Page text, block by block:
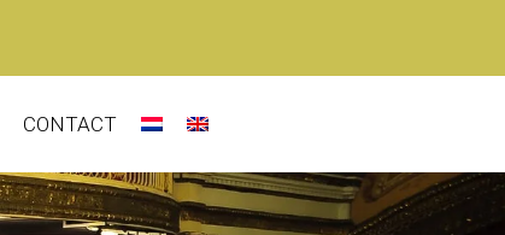
CONTACT